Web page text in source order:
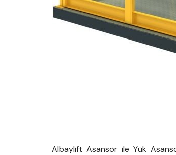
Albaylift Asansör ile Yük